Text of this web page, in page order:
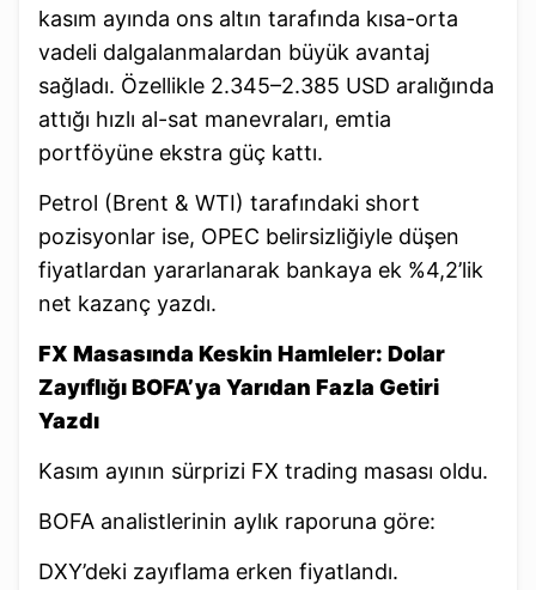
kasım ayında ons altın tarafında kısa-orta
vadeli dalgalanmalardan büyük avantaj
sağladı. Özellikle 2.345–2.385 USD aralığında
attığı hızlı al-sat manevraları, emtia
portföyüne ekstra güç kattı.
Petrol (Brent & WTI) tarafındaki short
pozisyonlar ise, OPEC belirsizliğiyle düşen
fiyatlardan yararlanarak bankaya ek %4,2’lik
net kazanç yazdı.
FX Masasında Keskin Hamleler: Dolar
Zayıflığı BOFA’ya Yarıdan Fazla Getiri
Yazdı
Kasım ayının sürprizi FX trading masası oldu.
BOFA analistlerinin aylık raporuna göre:
DXY’deki zayıflama erken fiyatlandı.